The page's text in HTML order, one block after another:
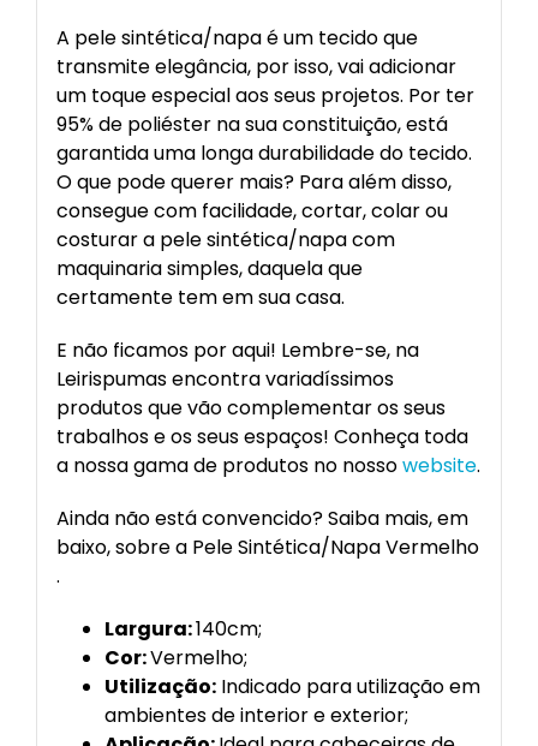
A pele sintética/napa é um tecido que
transmite elegância, por isso, vai adicionar
um toque especial aos seus projetos. Por ter
95% de poliéster na sua constituição, está
garantida uma longa durabilidade do tecido.
O que pode querer mais? Para além disso,
consegue com facilidade, cortar, colar ou
costurar a pele sintética/napa com
maquinaria simples, daquela que
certamente tem em sua casa.
E não ficamos por aqui! Lembre-se, na
Leirispumas encontra variadíssimos
produtos que vão complementar os seus
trabalhos e os seus espaços! Conheça toda
a nossa gama de produtos no nossowebsite.
Ainda não está convencido? Saiba mais, em
baixo, sobre a Pele Sintética/Napa Vermelho
.
Largura:140cm;
Cor:Vermelho;
Utilização:Indicado para utilização em
ambientes de interior e exterior;